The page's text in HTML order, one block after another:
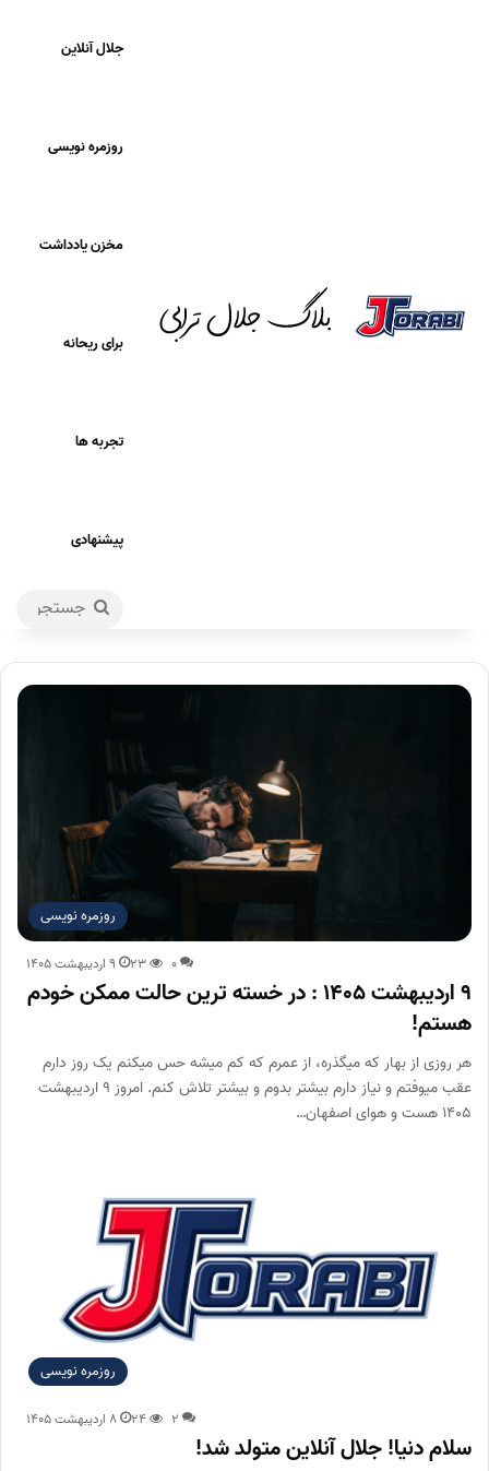
جلال آنلاین
روزمره نویسی
مخزن یادداشت
برای ریحانه
تجربه ها
پیشنهادی
جستجو
روزمره نویسی
۹ اردیبهشت ۱۴۰۵ ۰ ۲۳
۹ اردیبهشت ۱۴۰۵ :‌ در خسته ترین حالت ممکن خودم
هستم!
هر روزی از بهار که میگذره، از عمرم که کم میشه حس میکنم یک روز دارم
عقب میوفتم و نیاز دارم بیشتر بدوم و بیشتر تلاش کنم. امروز ۹ اردیبهشت
۱۴۰۵ هست و هوای اصفهان…
روزمره نویسی
۸ اردیبهشت ۱۴۰۵ ۲ ۲۴
سلام دنیا! جلال آنلاین متولد شد!